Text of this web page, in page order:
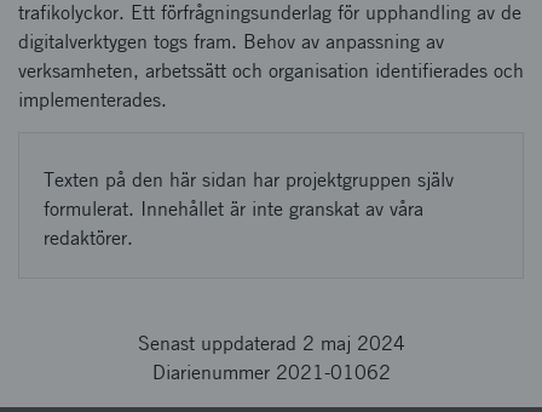
trafikolyckor. Ett förfrågningsunderlag för upphandling av de
digitalverktygen togs fram. Behov av anpassning av
verksamheten, arbetssätt och organisation identifierades och
implementerades.
Texten på den här sidan har projektgruppen själv
formulerat. Innehållet är inte granskat av våra
redaktörer.
Senast uppdaterad 2 maj 2024
Diarienummer 2021-01062